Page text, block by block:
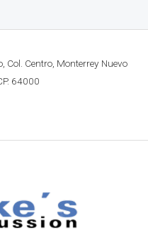
Centro, Monterrey Nuevo
64000